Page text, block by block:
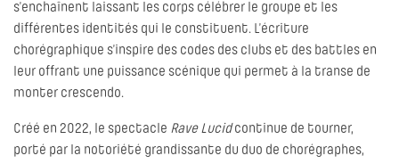
s’enchaînent laissant les corps célébrer le groupe et les
différentes identités qui le constituent. L’écriture
chorégraphique s’inspire des codes des clubs et des battles en
leur offrant une puissance scénique qui permet à la transe de
monter crescendo.
Créé en 2022, le spectacle Rave Lucidcontinue de tourner,
porté par la notoriété grandissante du duo de chorégraphes,